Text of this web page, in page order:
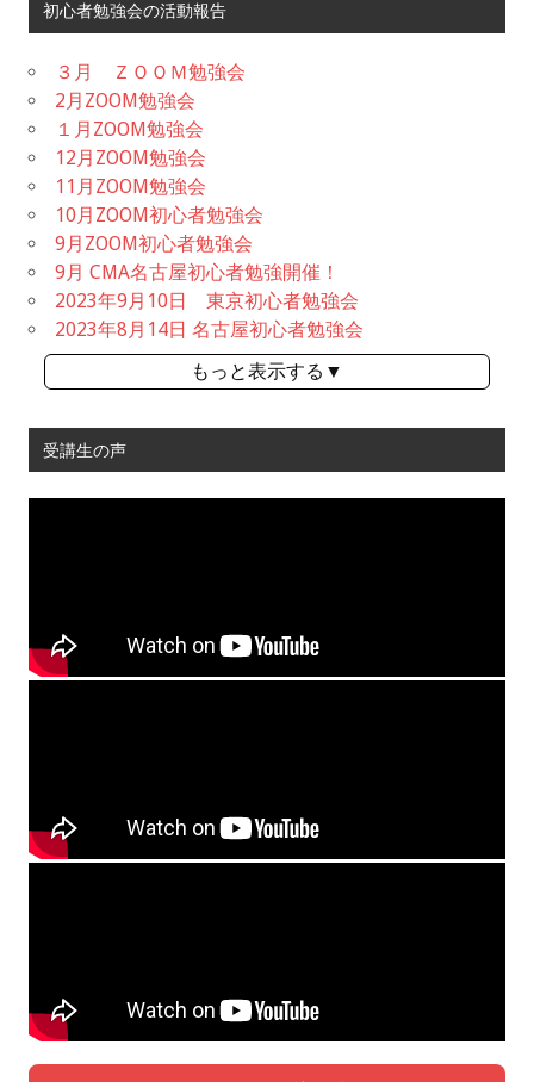
初心者勉強会の活動報告
３月 ＺＯＯＭ勉強会
2月ZOOM勉強会
１月ZOOM勉強会
12月ZOOM勉強会
11月ZOOM勉強会
10月ZOOM初心者勉強会
9月ZOOM初心者勉強会
9月 CMA名古屋初心者勉強開催！
2023年9月10日 東京初心者勉強会
2023年8月14日 名古屋初心者勉強会
もっと表示する▼
受講生の声